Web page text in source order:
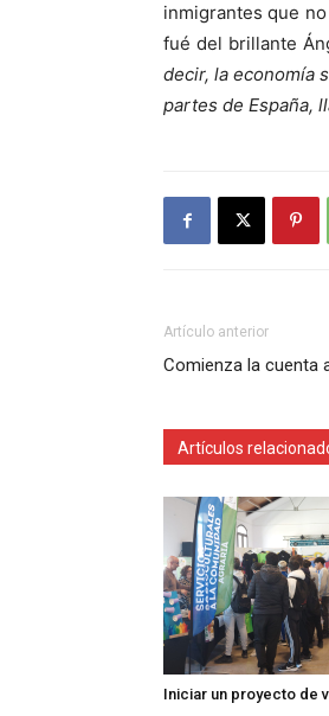
inmigrantes que
fué del brillante
decir, la economía
partes de España,
Artículo anterior
Comienza la cuenta
Artículos
Iniciar un proyecto de